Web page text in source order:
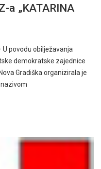
a „KATARINA
U povodu obilježavanja
demokratske zajednice
Gradiška organizirala je